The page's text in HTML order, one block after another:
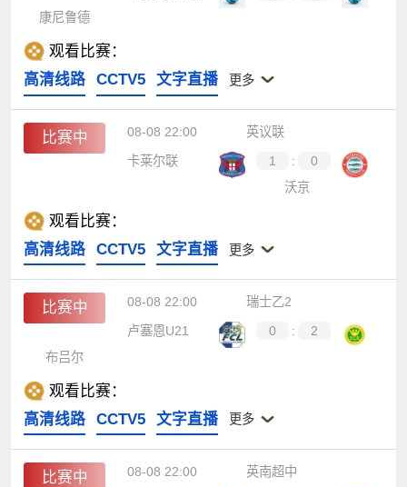
康尼鲁德
观看比赛：
高清线路
CCTV5 文字直播 更多
比赛中 08-08 22:00
英议联
卡莱尔联
1 :
0
沃京
观看比赛：
高清线路
CCTV5 文字直播 更多
比赛中 08-08 22:00
瑞士乙2
卢塞恩U21
0 :
2
布吕尔
观看比赛：
高清线路
CCTV5 文字直播 更多
比赛中 08-08 22:00
英南超中